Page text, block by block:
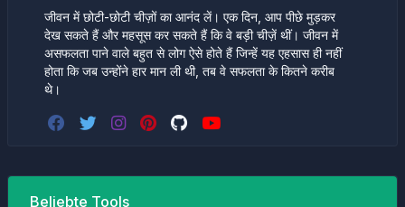
जीवन में छोटी-छोटी चीज़ों का आनंद लें। एक दिन, आप पीछे मुड़कर
देख सकते हैं और महसूस कर सकते हैं कि वे बड़ी चीज़ें थीं। जीवन में
असफलता पाने वाले बहुत से लोग ऐसे होते हैं जिन्हें यह एहसास ही नहीं
होता कि जब उन्होंने हार मान ली थी, तब वे सफलता के कितने करीब
थे।
Beliebte Tools